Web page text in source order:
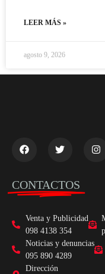
LEER MÁS »
agosto 9, 2026
CONTACTOS
Venta y Publicidad
098 4138 354
Noticias y denuncias
095 890 4289
Dirección